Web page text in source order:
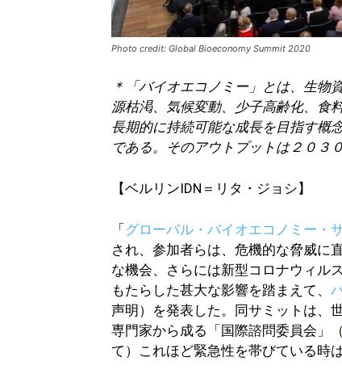
Photo credit: Global Bioeconomy Summit 2020
＊「バイオエコノミー」とは、生物
源枯渇、気候変動、少子高齢化、食
長期的に持続可能な成長を目指す概
である。そのアウトプットは２０３
【ベルリンIDN＝リタ・ジョシ】
「グローバル・バイオエコノミー・
され、参加者らは、危機的な脅威に
な機会、さらには新型コロナウィル
もたらした甚大な影響を踏まえて、
声明）を発表した。同サミットは、
専門家から成る「国際諮問委員会」（
て）これほど緊急性を帯びている時